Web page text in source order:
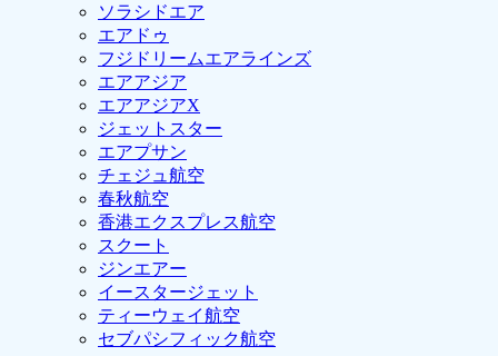
ソラシドエア
エアドゥ
フジドリームエアラインズ
エアアジア
エアアジアX
ジェットスター
エアプサン
チェジュ航空
春秋航空
香港エクスプレス航空
スクート
ジンエアー
イースタージェット
ティーウェイ航空
セブパシフィック航空